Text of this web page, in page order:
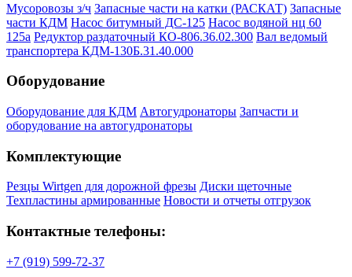
Мусоровозы з/ч Запасные части на катки (РАСКАТ) Запасные
части КДМ Насос битумный ДС-125 Насос водяной нц 60
125а Редуктор раздаточный КО-806.36.02.300 Вал ведомый
транспортера КДМ-130Б.31.40.000
Оборудование
Оборудование для КДМ Автогудронаторы Запчасти и
оборудование на автогудронаторы
Комплектующие
Резцы Wirtgen для дорожной фрезы Диски щеточные
Техпластины армированные Новости и отчеты отгрузок
Контактные телефоны:
+7 (919) 599-72-37